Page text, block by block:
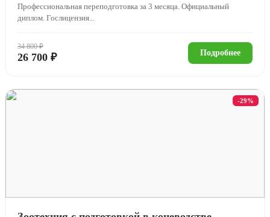
Профессиональная переподготовка за 3 месяца. Официальный
диплом. Гослицензия...
34 800 ₽
26 700 ₽ Подробнее
-29%